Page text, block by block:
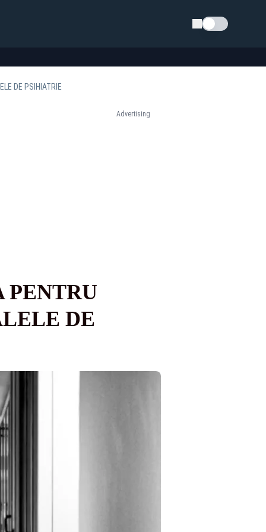
Schimba tema
DE PSIHIATRIE
Advertising
DE